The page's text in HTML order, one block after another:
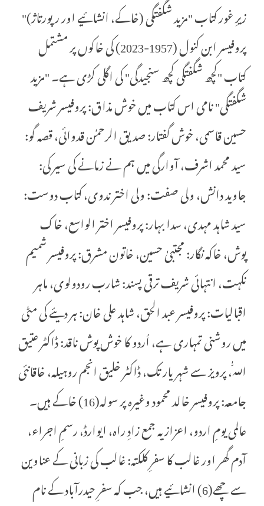
زیرِ غور کتاب "مزید شگفتگی (خاکے، انشائیے اور رپورتاژ)"
پروفیسر ابن کنول (1957-2023) کی خاکوں پر مشتمل
کتاب "کچھ شگفتگی کچھ سنجیدگی" کی اگلی کڑی ہے۔ "مزید
شگفتگی" نامی اس کتاب میں خوش مذاق: پروفیسر شریف
حسین قاسمی، خوش گفتار: صدیق الرحمٰن قدوائی، قصہ گو:
سید محمد اشرف، آوارگی میں ہم نے زمانے کی سیر کی:
جاوید دانش، ولی صفت: ولی اختر ندوی، کتاب دوست:
سید شاہد مہدی، سدا بہار: پروفیسر اختر الواسع، خاک
پوش، خاکہ نگار: مجتبیٰ حسین، خاتون مشرق: پروفیسر شمیم
نکہت، انتہائی شریف ترقی پسند: شارب رودولوی، ماہر
اقبالیات: پروفیسر عبد الحق، شاہد علی خان: ہر دیئے کی مٹی
میں روشنی تمہاری ہے، اُردو کا خوش پوش ناقد: ڈاکٹر عتیق
اللّٰہ، پرویز سے شہر یار تک، ڈاکٹر خلیق انجم روہیلہ، خاقانئی
جامعہ: پروفیسر خالد محمود وغیرہ پر سولہ(16) خاکے ہیں۔
عالمی یومِ اردو، اعزازیہ جمع زادِ راہ، ایوارڈ، رسمِ اجراء،
آدم گھر اور غالب کا سفرِ کلکتہ: غالب کی زبانی کے عناوین
سے چھے(6) انشائیے ہیں، جب کہ سفرِ حیدرآباد کے نام